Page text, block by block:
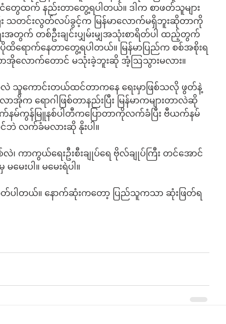
တွေထက် နည်းတာတွေ့ရပါတယ်။ ဒါက စာဖတ်သူများ
း သတင်းလွတ်လပ်ခွင့်က မြန်မာလောက်မရှိဘူးဆိုတာကို
းအတွက် တစ်ဦးချင်းပျှမ်းမျှအသုံးစာရိတ်ပါ ထည့်တွက်
ရောက်နေတာတွေ့ရပါတယ်။ မြန်မာပြည်က စစ်အစိုးရ
အိုလောက်တောင် မသုံးခဲ့ဘူးဆို အံ့ဩသွားမလား။
သူကောင်းတယ်ထင်တာကနေ ရေးမှာဖြစ်သလို ဖွတ်နဲ့
ောဂါဖြစ်တာနည်းပြီး မြန်မာကများတာလဲဆို
ဗီယက်နမ်ကွန်မြူနစ်ပါတီကပြောတာကိုလက်ခံပြီး ဗီယက်နမ်
လက်ခံမလားဆို နိုးပါ။
ကာကွယ်ရေးဦးစီးချုပ်ရေ ဗိုလ်ချုပ်ကြီး တင်အောင်
ပါ။ မမေးရဲပါ။
ပါတယ်။ နောက်ဆုံးကတော့ ပြည်သူကသာ ဆုံးဖြတ်ရ